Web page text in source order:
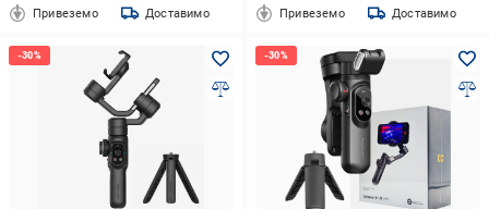
Привеземо Доставимо Привеземо Доставимо